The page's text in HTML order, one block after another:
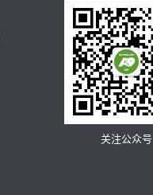
关注公众号